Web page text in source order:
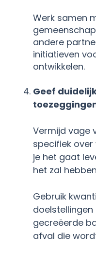
Werk samen
andere
initiatieven
ontwikkelen.
Geef
Vermijd vage
specifiek
je het gaat
het zal
Gebruik
gecreëerde
afval die